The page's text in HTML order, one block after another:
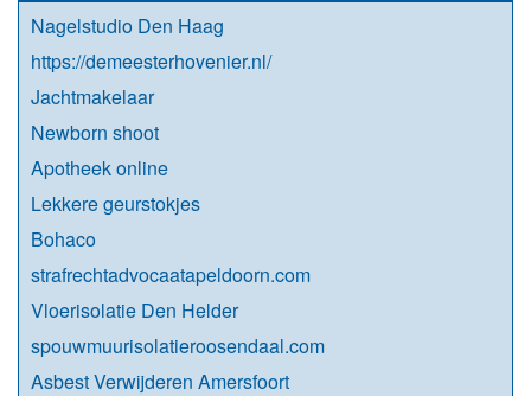
Nagelstudio Den Haag
https://demeesterhovenier.nl/
Jachtmakelaar
Newborn shoot
Apotheek online
Lekkere geurstokjes
Bohaco
strafrechtadvocaatapeldoorn.com
Vloerisolatie Den Helder
spouwmuurisolatieroosendaal.com
Asbest Verwijderen Amersfoort